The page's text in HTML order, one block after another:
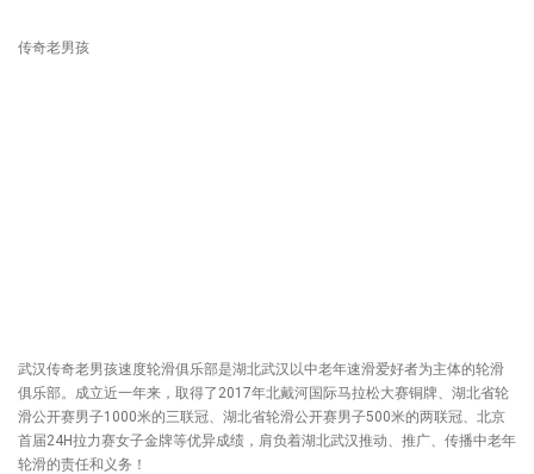
传奇老男孩
武汉传奇老男孩速度轮滑俱乐部是湖北武汉以中老年速滑爱好者为主体的轮滑
俱乐部。成立近一年来，取得了2017年北戴河国际马拉松大赛铜牌、湖北省轮
滑公开赛男子1000米的三联冠、湖北省轮滑公开赛男子500米的两联冠、北京
首届24H拉力赛女子金牌等优异成绩，肩负着湖北武汉推动、推广、传播中老年
轮滑的责任和义务！